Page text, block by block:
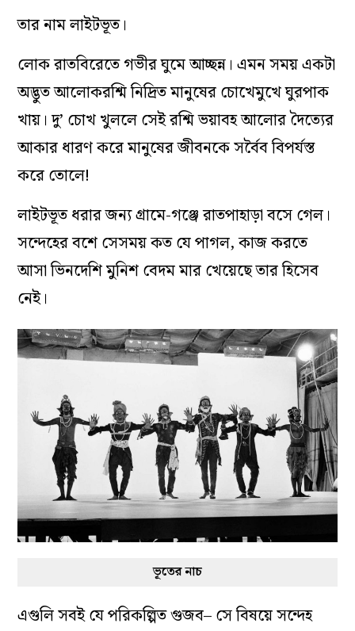
তার নাম লাইটভূত।
লোক রাতবিরেতে গভীর ঘুমে আচ্ছন্ন। এমন সময় একটা
অদ্ভুত আলোকরশ্মি নিদ্রিত মানুষের চোখেমুখে ঘুরপাক
খায়। দু’ চোখ খুললে সেই রশ্মি ভয়াবহ আলোর দৈত্যের
আকার ধারণ করে মানুষের জীবনকে সর্বৈব বিপর্যস্ত
করে তোলে!
লাইটভূত ধরার জন্য গ্রামে-গঞ্জে রাতপাহাড়া বসে গেল।
সন্দেহের বশে সেসময় কত যে পাগল, কাজ করতে
আসা ভিনদেশি মুনিশ বেদম মার খেয়েছে তার হিসেব
নেই।
ভূতের নাচ
এগুলি সবই যে পরিকল্পিত গুজব– সে বিষয়ে সন্দেহ